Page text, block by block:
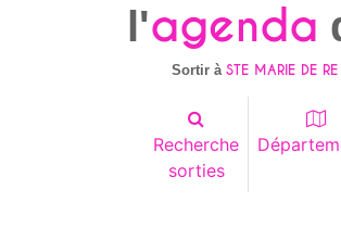
l'agenda
Sortir àSTE MARIE DE RE
Recherche
sorties